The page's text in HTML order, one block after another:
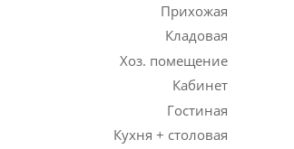
Прихожая
Кладовая
Хоз. помещение
Кабинет
Гостиная
Кухня + столовая